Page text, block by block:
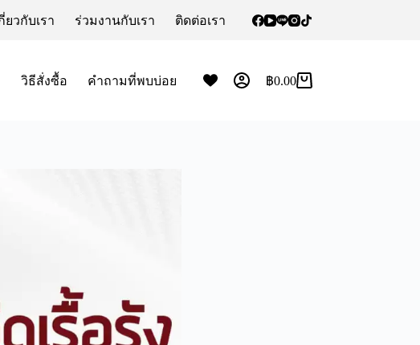
ยวกับเรา ร่วมงานกับเรา ติดต่อเรา
วิธีสั่งซื้อ คำถามที่พบบ่อย ฿0.00